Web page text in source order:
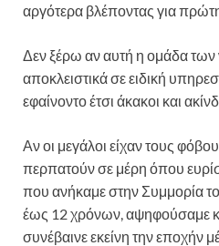
αργότερα βλέποντας για
Δεν ξέρω αν αυτή η ομάδα
αποκλειστικά σε ειδική
εφαίνοντο έτσι άκακοι και
Αν οι μεγάλοι είχαν τους
περπατούν σε μέρη όπου
που ανήκαμε στην Συμμορία
έως 12 χρόνων, αψηφούσαμε
συνέβαινε εκείνη την εποχήν